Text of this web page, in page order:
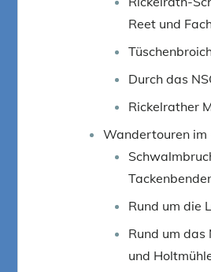
Reet und
Durch das
Rickelrather
Wandertouren im
Rund um die
Rund um das
und